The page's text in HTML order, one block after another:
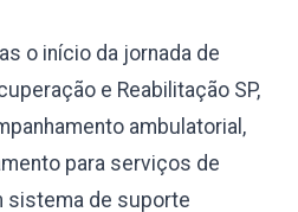
o início da jornada de
e Reabilitação SP,
ambulatorial,
para serviços de
sistema de suporte